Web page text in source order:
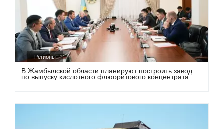
Регионы
В Жамбылской области планируют построить завод
по выпуску кислотного флюоритового концентрата